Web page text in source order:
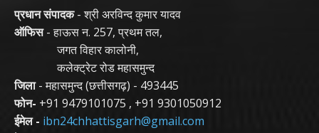
प्रधान संपादक- श्री अरविन्द कुमार यादव
ऑफिस- हाऊस न. 257, प्रथम तल,
जगत विहार कालोनी,
कलेक्ट्रेट रोड महासमुन्द
जिला- महासमुन्द (छत्तीसगढ़) - 493445
फोन- +91 9479101075 , +91 9301050912
ईमेल - ibn24chhattisgarh@gmail.com